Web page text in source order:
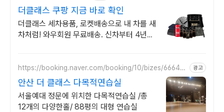
더클래스 쿠팡 지금 바로 확인
더클래스 세차용품, 로켓배송으로 내 차를 새
차처럼! 와우회원 무료배송. 신차부터 4년차
https://booking.naver.com/booking/10/bizes/66644
광고
안산 더 클래스 다목적연습실
서울예대 정문에 위치한 다목적연습실 /총
12개의 다양한홀/ 88평의 대형 연습실